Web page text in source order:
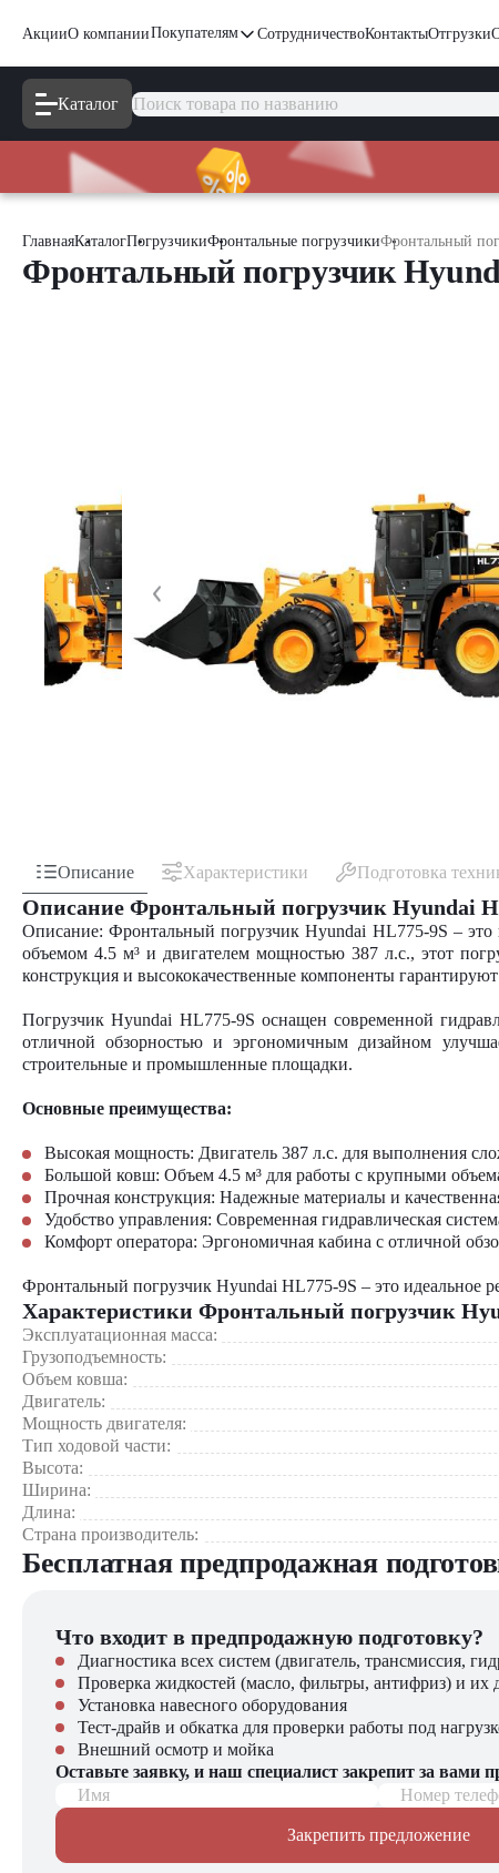
АкцииО компанииПокупателям СотрудничествоКонтактыОтгрузки
Каталог
ГлавнаяКаталогПогрузчикиФронтальные погрузчикиФронтальный
Фронтальный погрузчик
Описание Характеристики Подготовка
Описание Фронтальный погрузчик Hyundai
Описание: Фронтальный погрузчик Hyundai HL775-9S –
объемом 4.5 м³ и двигателем мощностью 387 л.с., этот
конструкция и высококачественные компоненты
Погрузчик Hyundai HL775-9S оснащен современной
отличной обзорностью и эргономичным дизайном
строительные и промышленные площадки.
Основные преимущества:
Высокая мощность: Двигатель 387 л.с. для выполнения
Большой ковш: Объем 4.5 м³ для работы с крупными
Прочная конструкция: Надежные материалы и
Удобство управления: Современная гидравлическая
Комфорт оператора: Эргономичная кабина с отличной
Фронтальный погрузчик Hyundai HL775-9S – это идеальное
Характеристики Фронтальный погрузчик
Эксплуатационная масса:
Грузоподъемность:
Объем ковша:
Двигатель:
Мощность двигателя:
Тип ходовой части:
Высота:
Ширина:
Длина:
Страна производитель:
Бесплатная предпродажная
Что входит в предпродажную подготовку?
Диагностика всех систем (двигатель, трансмиссия,
Проверка жидкостей (масло, фильтры, антифриз) и их
Установка навесного оборудования
Тест-драйв и обкатка для проверки работы под
Внешний осмотр и мойка
Оставьте заявку, и наш специалист закрепит за вами
Имя
Номер
Закрепить предложение